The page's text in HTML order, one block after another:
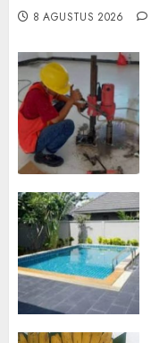
8 AGUSTUS 2026